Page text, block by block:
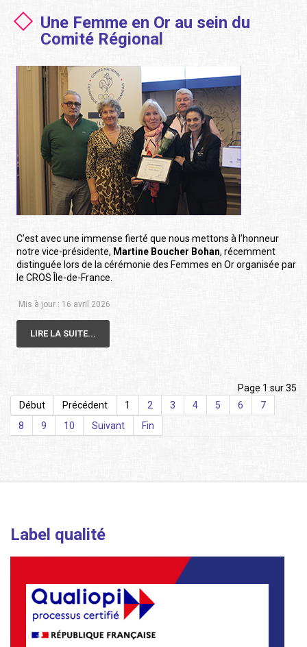
Une Femme en Or au sein du
Comité Régional
C’est avec une immense fierté que nous mettons à l’honneur
notre vice-présidente, Martine Boucher Bohan, récemment
distinguée lors de la cérémonie des Femmes en Or organisée par
le CROS Île-de-France.
Mis à jour : 16 avril 2026
LIRE LA SUITE...
Page 1 sur 35
Début
Précédent 1 2 3 4 5 6
7
8
9 10 Suivant Fin
Label qualité